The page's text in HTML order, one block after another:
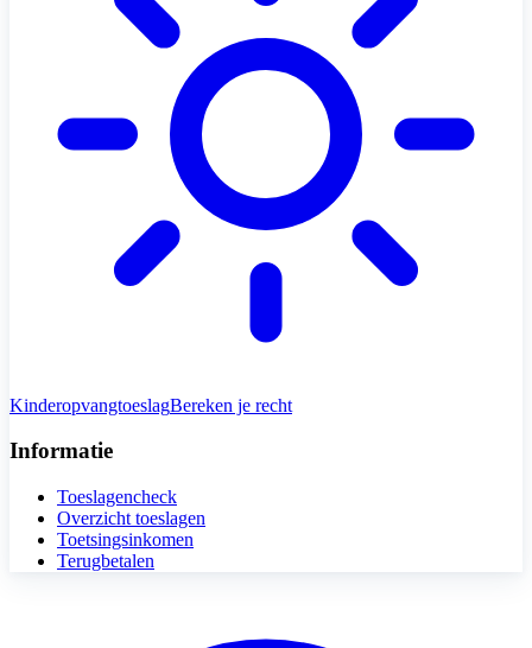
KinderopvangtoeslagBereken je recht
Informatie
Toeslagencheck
Overzicht toeslagen
Toetsingsinkomen
Terugbetalen